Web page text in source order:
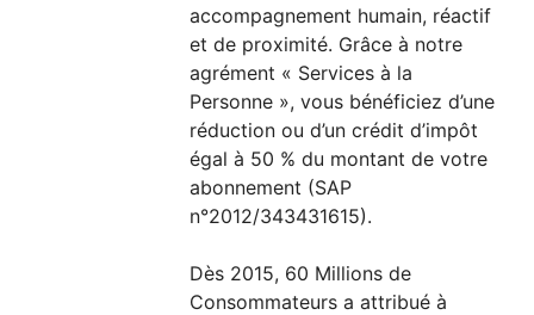
accompagnement humain, réactif
et de proximité. Grâce à notre
agrément « Services à la
Personne », vous bénéficiez d’une
réduction ou d’un crédit d’impôt
égal à 50 % du montant de votre
abonnement (SAP
n°2012/343431615).
Dès 2015, 60 Millions de
Consommateurs a attribué à